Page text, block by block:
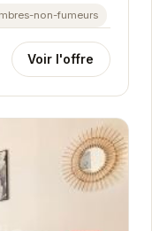
les groupes...
non-fumeurs
Voir l'offre